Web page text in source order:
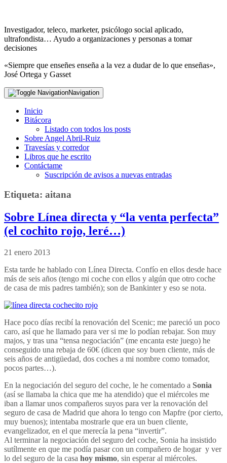
Investigador, teleco, marketer, psicólogo social aplicado,
ultrafondista… Ayudo a organizaciones y personas a tomar
decisiones
«Siempre que enseñes enseña a la vez a dudar de lo que enseñas»,
José Ortega y Gasset
Navigation
Inicio
Bitácora
Listado con todos los posts
Sobre Angel Abril-Ruiz
Travesías y corredor
Libros que he escrito
Contáctame
Suscripción de avisos a nuevas entradas
Etiqueta: aitana
Sobre Línea directa y “la venta perfecta”
(el cochito rojo, leré…)
21 enero 2013
Esta tarde he hablado con Línea Directa. Confío en ellos desde hace
más de seis años (tengo mi coche con ellos y algún que otro coche
de casa de mis padres también); son de Bankinter y eso se nota.
Hace poco días recibí la renovación del Scenic; me pareció un poco
caro, así que he llamado para ver si me lo podían rebajar. Son muy
majos, y tras una “tensa negociación” (me encanta este juego) he
conseguido una rebaja de 60€ (dicen que soy buen cliente, más de
seis años de antigüedad, dos coches a mi nombre como tomador,
pocos partes…).
En la negociación del seguro del coche, le he comentado a Sonia
(así se llamaba la chica que me ha atendido) que el miércoles me
iban a llamar unos compañeros suyos para ver la renovación del
seguro de casa de Madrid que ahora lo tengo con Mapfre (por cierto,
muy buenos); intentaba mostrarle que era un buen cliente,
evangelizador, en el que merecía la pena “invertir”.
Al terminar la negociación del seguro del coche, Sonia ha insistido
sutílmente en que me podía pasar con un compañero de hogar y ver
lo del seguro de la casa hoy mismo, sin esperar al miércoles.